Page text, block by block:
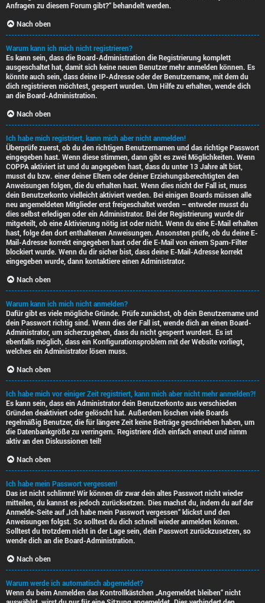
Anfragen zu diesem Forum gibt?“ behandelt werden.
Nach oben
Warum kann ich mich nicht registrieren?
Es kann sein, dass die Board-Administration die Registrierung komplett
ausgeschaltet hat, damit sich keine neuen Benutzer mehr anmelden können. Es
könnte auch sein, dass deine IP-Adresse oder der Benutzername, mit dem du
dich registrieren möchtest, gesperrt wurden. Um Hilfe zu erhalten, wende dich
an die Board-Administration.
Nach oben
Ich habe mich registriert, kann mich aber nicht anmelden!
Überprüfe zuerst, ob du den richtigen Benutzernamen und das richtige Passwort
eingegeben hast. Wenn diese stimmen, dann gibt es zwei Möglichkeiten. Wenn
COPPAaktiviert ist und du angegeben hast, dass du unter 13 Jahre alt bist,
musst du bzw. einer deiner Eltern oder deiner Erziehungsberechtigten den
Anweisungen folgen, die du erhalten hast. Wenn dies nicht der Fall ist, muss
dein Benutzerkonto vielleicht aktiviert werden. Bei einigen Boards müssen alle
neu angemeldeten Mitglieder erst freigeschaltet werden – entweder musst du
dies selbst erledigen oder ein Administrator. Bei der Registrierung wurde dir
mitgeteilt, ob eine Aktivierung nötig ist oder nicht. Wenn du eine E-Mail erhalten
hast, folge den dort enthaltenen Anweisungen. Ansonsten prüfe, ob du deine E-
Mail-Adresse korrekt eingegeben hast oder die E-Mail von einem Spam-Filter
blockiert wurde. Wenn du dir sicher bist, dass deine E-Mail-Adresse korrekt
eingegeben wurde, dann kontaktiere einen Administrator.
Nach oben
Warum kann ich mich nicht anmelden?
Dafür gibt es viele mögliche Gründe. Prüfe zunächst, ob dein Benutzername und
dein Passwort richtig sind. Wenn dies der Fall ist, wende dich an einen Board-
Administrator, um sicherzugehen, dass du nicht gesperrt wurdest. Es ist
ebenfalls möglich, dass ein Konfigurationsproblem mit der Website vorliegt,
welches ein Administrator lösen muss.
Nach oben
Ich habe mich vor einiger Zeit registriert, kann mich aber nicht mehr anmelden?!
Es kann sein, dass ein Administrator dein Benutzerkonto aus verschieden
Gründen deaktiviert oder gelöscht hat. Außerdem löschen viele Boards
regelmäßig Benutzer, die für längere Zeit keine Beiträge geschrieben haben, um
die Datenbankgröße zu verringern. Registriere dich einfach erneut und nimm
aktiv an den Diskussionen teil!
Nach oben
Ich habe mein Passwort vergessen!
Das ist nicht schlimm! Wir können dir zwar dein altes Passwort nicht wieder
mitteilen, du kannst es jedoch zurücksetzen. Dies machst du, indem du auf der
Anmelde-Seite auf „Ich habe mein Passwort vergessen“ klickst und den
Anweisungen folgst. So solltest du dich schnell wieder anmelden können.
Solltest du trotzdem nicht in der Lage sein, dein Passwort zurückzusetzen, so
wende dich an die Board-Administration.
Nach oben
Warum werde ich automatisch abgemeldet?
Wenn du beim Anmelden das Kontrollkästchen „Angemeldet bleiben“ nicht